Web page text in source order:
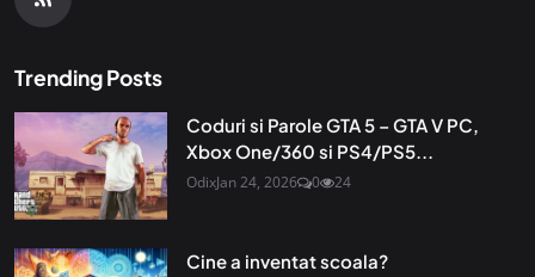
Trending Posts
Coduri si Parole GTA 5 – GTA V PC,
Xbox One/360 si PS4/PS5...
OdixJan 24, 2026 0 24
Cine a inventat scoala?